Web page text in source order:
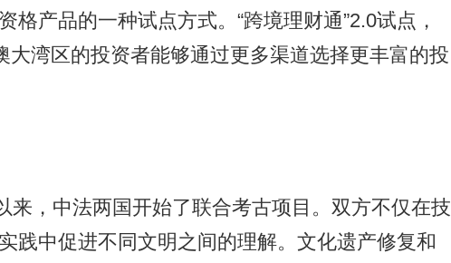
格产品的一种试点方式。“跨境理财通”2.0试点，
大湾区的投资者能够通过更多渠道选择更丰富的投
，中法两国开始了联合考古项目。双方不仅在技
践中促进不同文明之间的理解。文化遗产修复和